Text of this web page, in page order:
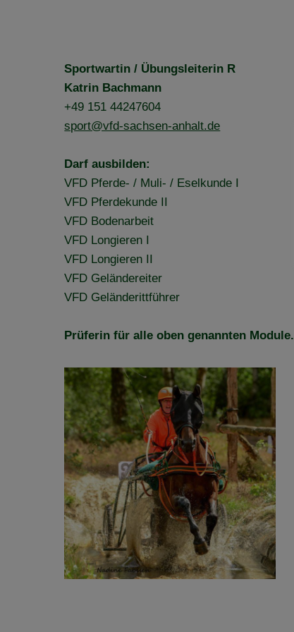
Sportwartin / Übungsleiterin R
Katrin Bachmann
+49 151 44247604
sport@vfd-sachsen-anhalt.de
Darf ausbilden:
VFD Pferde- / Muli- / Eselkunde I
VFD Pferdekunde II
VFD Bodenarbeit
VFD Longieren I
VFD Longieren II
VFD Geländereiter
VFD Geländerittführer
Prüferin für alle oben genannten Module.